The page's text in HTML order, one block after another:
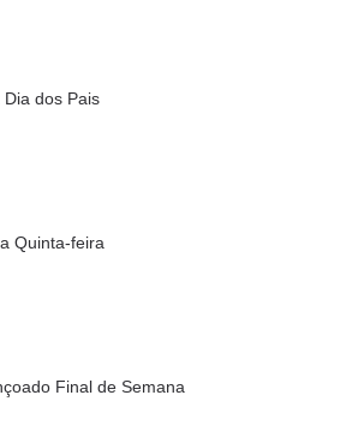
Dia dos Pais
Quinta-feira
Final de Semana